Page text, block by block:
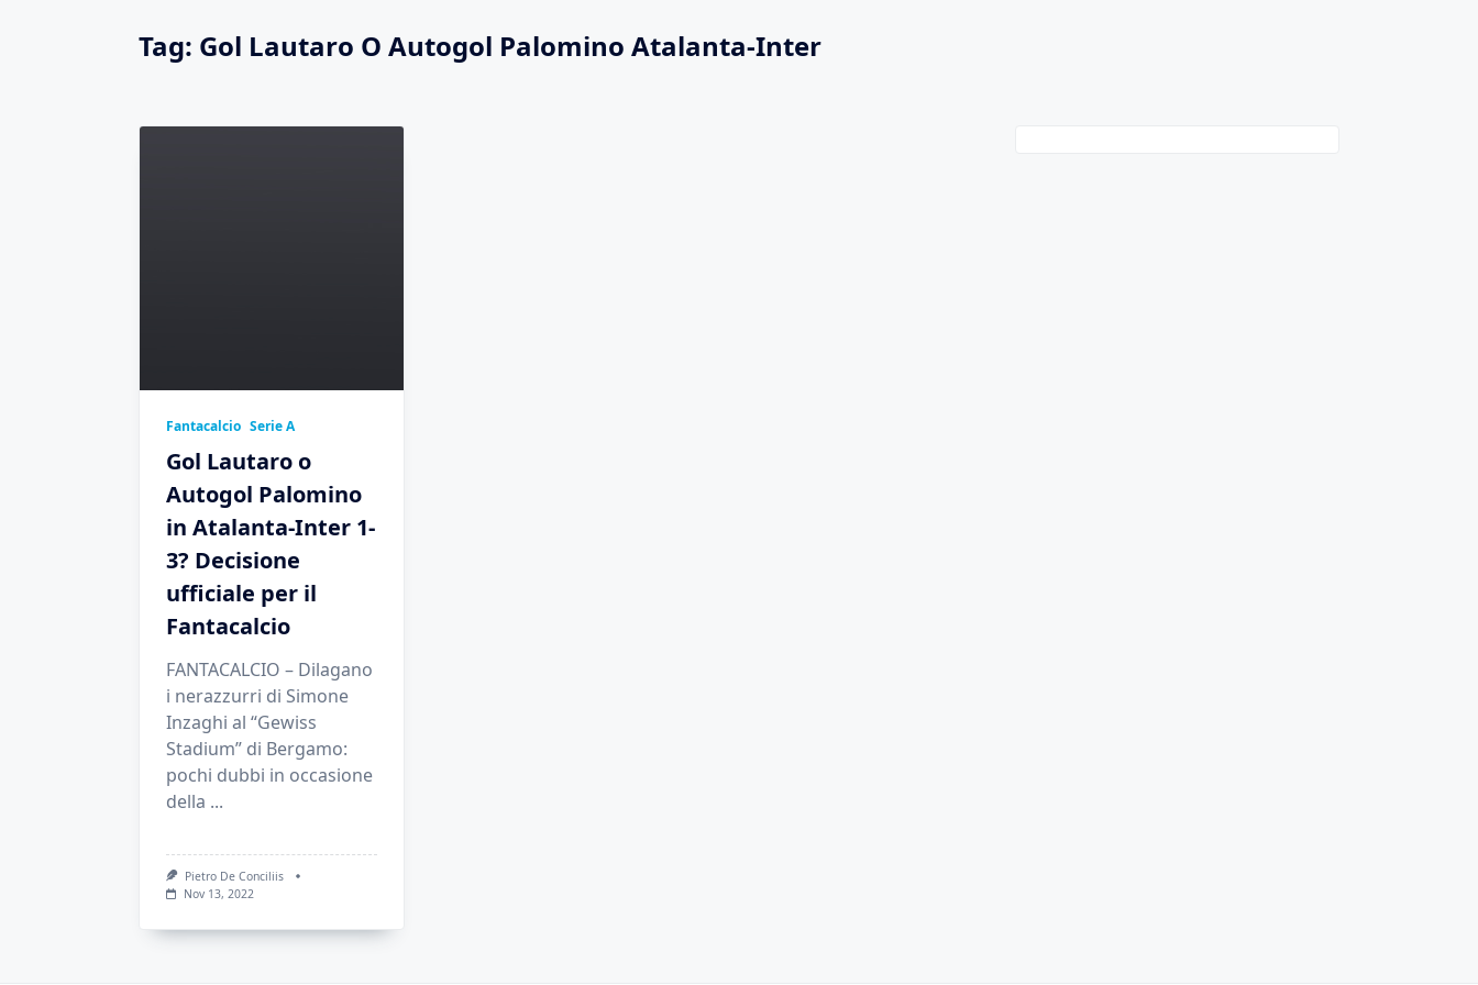
Tag: Gol Lautaro O Autogol Palomino Atalanta-Inter
Fantacalcio Serie A
Gol Lautaro o
Autogol Palomino
in Atalanta-Inter 1-
3? Decisione
ufficiale per il
Fantacalcio
FANTACALCIO – Dilagano
i nerazzurri di Simone
Inzaghi al “Gewiss
Stadium” di Bergamo:
pochi dubbi in occasione
della ...
Pietro De Conciliis
Nov 13, 2022